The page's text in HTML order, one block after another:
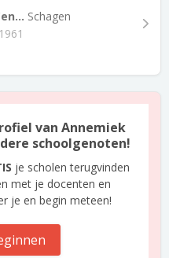
Schagen
van Annemiek
schoolgenoten!
je scholen terugvinden
met je docenten en
je en begin meteen!